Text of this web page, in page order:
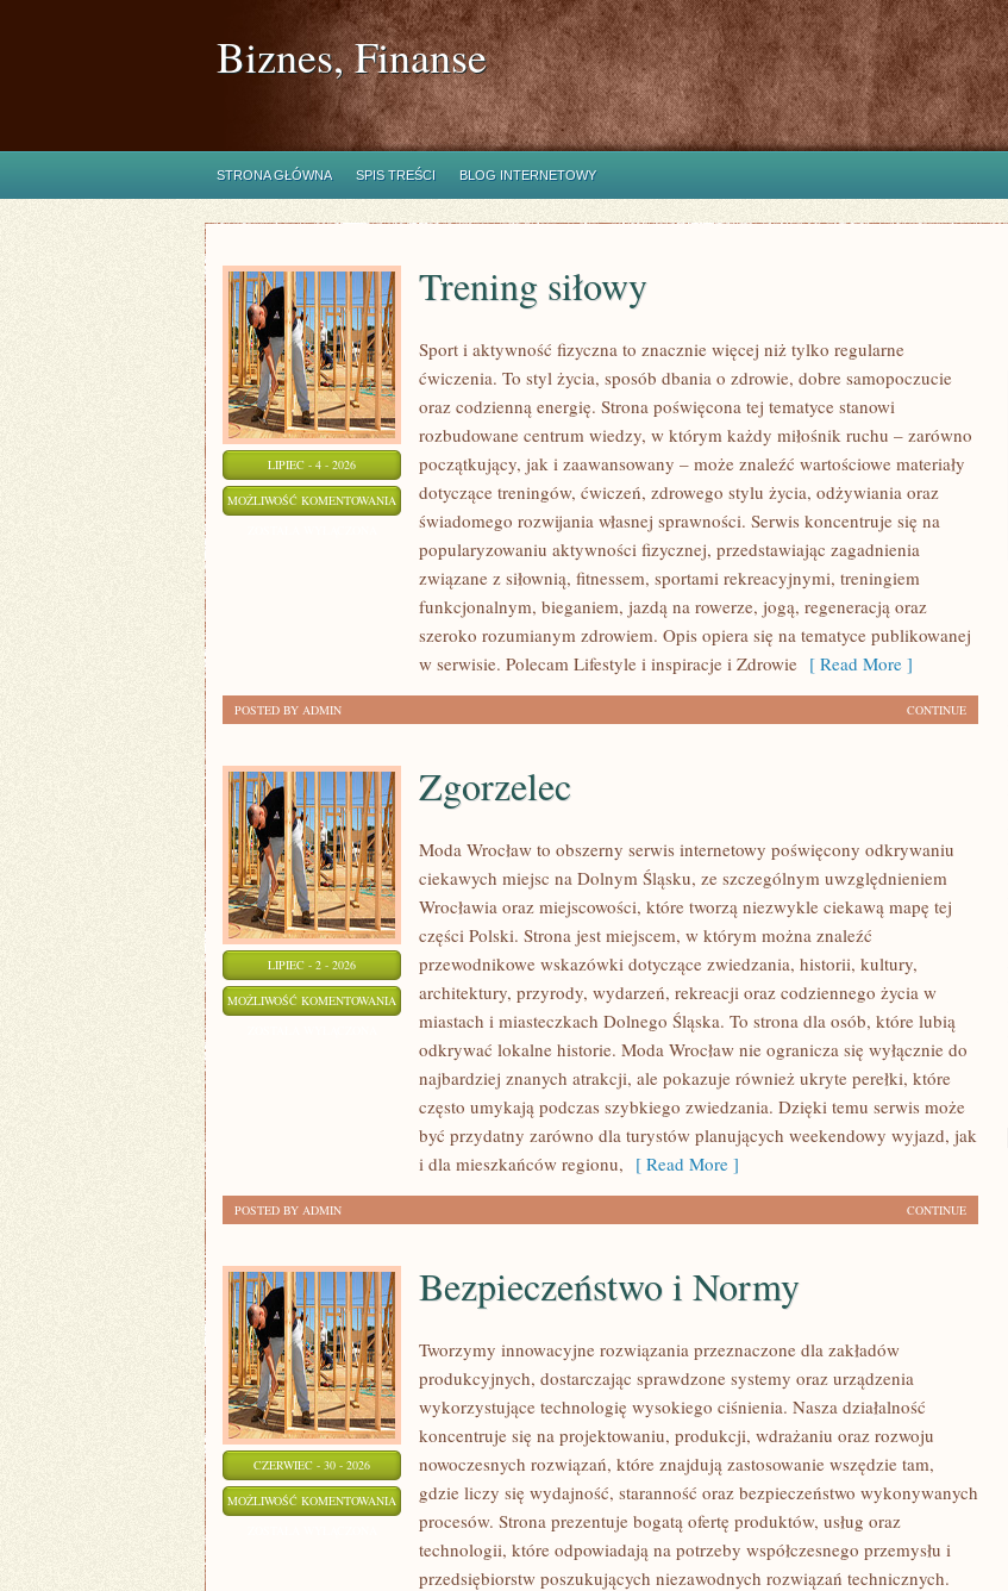
Biznes, Finanse
STRONA GŁÓWNA SPIS TREŚCI BLOG INTERNETOWY
LIPIEC - 4 - 2026
MOŻLIWOŚĆ KOMENTOWANIA TRENING
SIŁOWY
Trening siłowy
Sport i aktywność fizyczna to znacznie więcej niż tylko regularne
ćwiczenia. To styl życia, sposób dbania o zdrowie, dobre samopoczucie
oraz codzienną energię. Strona poświęcona tej tematyce stanowi
rozbudowane centrum wiedzy, w którym każdy miłośnik ruchu – zarówno
początkujący, jak i zaawansowany – może znaleźć wartościowe materiały
dotyczące treningów, ćwiczeń, zdrowego stylu życia, odżywiania oraz
świadomego rozwijania własnej sprawności. Serwis koncentruje się na
popularyzowaniu aktywności fizycznej, przedstawiając zagadnienia
związane z siłownią, fitnessem, sportami rekreacyjnymi, treningiem
funkcjonalnym, bieganiem, jazdą na rowerze, jogą, regeneracją oraz
szeroko rozumianym zdrowiem. Opis opiera się na tematyce publikowanej
w serwisie. Polecam Lifestyle i inspiracje i Zdrowie [ Read More ]
CONTINUE
POSTED BY ADMIN
LIPIEC - 2 - 2026
MOŻLIWOŚĆ KOMENTOWANIA ZGORZELEC
Zgorzelec
Moda Wrocław to obszerny serwis internetowy poświęcony odkrywaniu
ciekawych miejsc na Dolnym Śląsku, ze szczególnym uwzględnieniem
Wrocławia oraz miejscowości, które tworzą niezwykle ciekawą mapę tej
części Polski. Strona jest miejscem, w którym można znaleźć
przewodnikowe wskazówki dotyczące zwiedzania, historii, kultury,
architektury, przyrody, wydarzeń, rekreacji oraz codziennego życia w
miastach i miasteczkach Dolnego Śląska. To strona dla osób, które lubią
odkrywać lokalne historie. Moda Wrocław nie ogranicza się wyłącznie do
najbardziej znanych atrakcji, ale pokazuje również ukryte perełki, które
często umykają podczas szybkiego zwiedzania. Dzięki temu serwis może
być przydatny zarówno dla turystów planujących weekendowy wyjazd, jak
i dla mieszkańców regionu, [ Read More ]
CONTINUE
POSTED BY ADMIN
CZERWIEC - 30 - 2026
MOŻLIWOŚĆ KOMENTOWANIA BEZPIECZEŃSTWO
NORMY
Bezpieczeństwo i Normy
Tworzymy innowacyjne rozwiązania przeznaczone dla zakładów
produkcyjnych, dostarczając sprawdzone systemy oraz urządzenia
wykorzystujące technologię wysokiego ciśnienia. Nasza działalność
koncentruje się na projektowaniu, produkcji, wdrażaniu oraz rozwoju
nowoczesnych rozwiązań, które znajdują zastosowanie wszędzie tam,
gdzie liczy się wydajność, staranność oraz bezpieczeństwo wykonywanych
procesów. Strona prezentuje bogatą ofertę produktów, usług oraz
technologii, które odpowiadają na potrzeby współczesnego przemysłu i
przedsiębiorstw poszukujących niezawodnych rozwiązań technicznych.